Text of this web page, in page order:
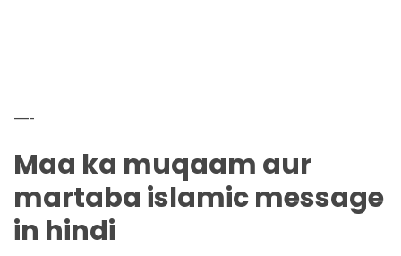
—-
Maa ka muqaam aur
martaba islamic message
in hindi